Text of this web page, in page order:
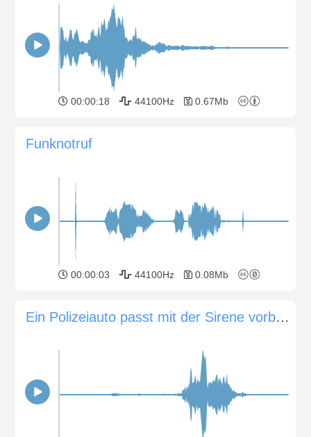
00:00:18 44100Hz 0.67Mb
Funknotruf
00:00:03 44100Hz 0.08Mb
Ein Polizeiauto passt mit der Sirene vorbei an